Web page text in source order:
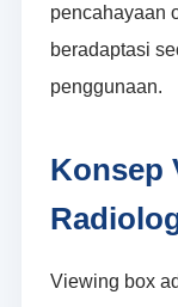
pencahayaan
beradaptasi
penggunaan.
Konsep
Viewing box